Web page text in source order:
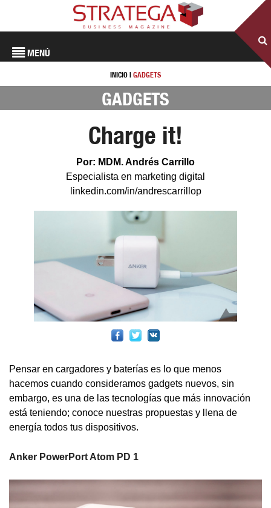
MENÚ
INICIO | GADGETS
GADGETS
Charge it!
Por: MDM. Andrés Carrillo
Especialista en marketing digital
linkedin.com/in/andrescarrillop
Pensar en cargadores y baterías es lo que menos
hacemos cuando consideramos gadgets nuevos, sin
embargo, es una de las tecnologías que más innovación
está teniendo; conoce nuestras propuestas y llena de
energía todos tus dispositivos.
Anker PowerPort Atom PD 1